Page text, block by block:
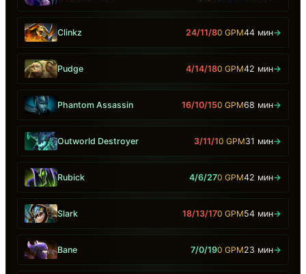
Clinkz 24/11/80 GPM44 мин→
Pudge 4/14/180 GPM42 мин→
Phantom Assassin 16/10/150 GPM68 мин→
Outworld Destroyer 3/11/10 GPM31 мин→
Rubick 4/6/270 GPM42 мин→
Slark 18/13/170 GPM54 мин→
Bane 7/0/190 GPM23 мин→